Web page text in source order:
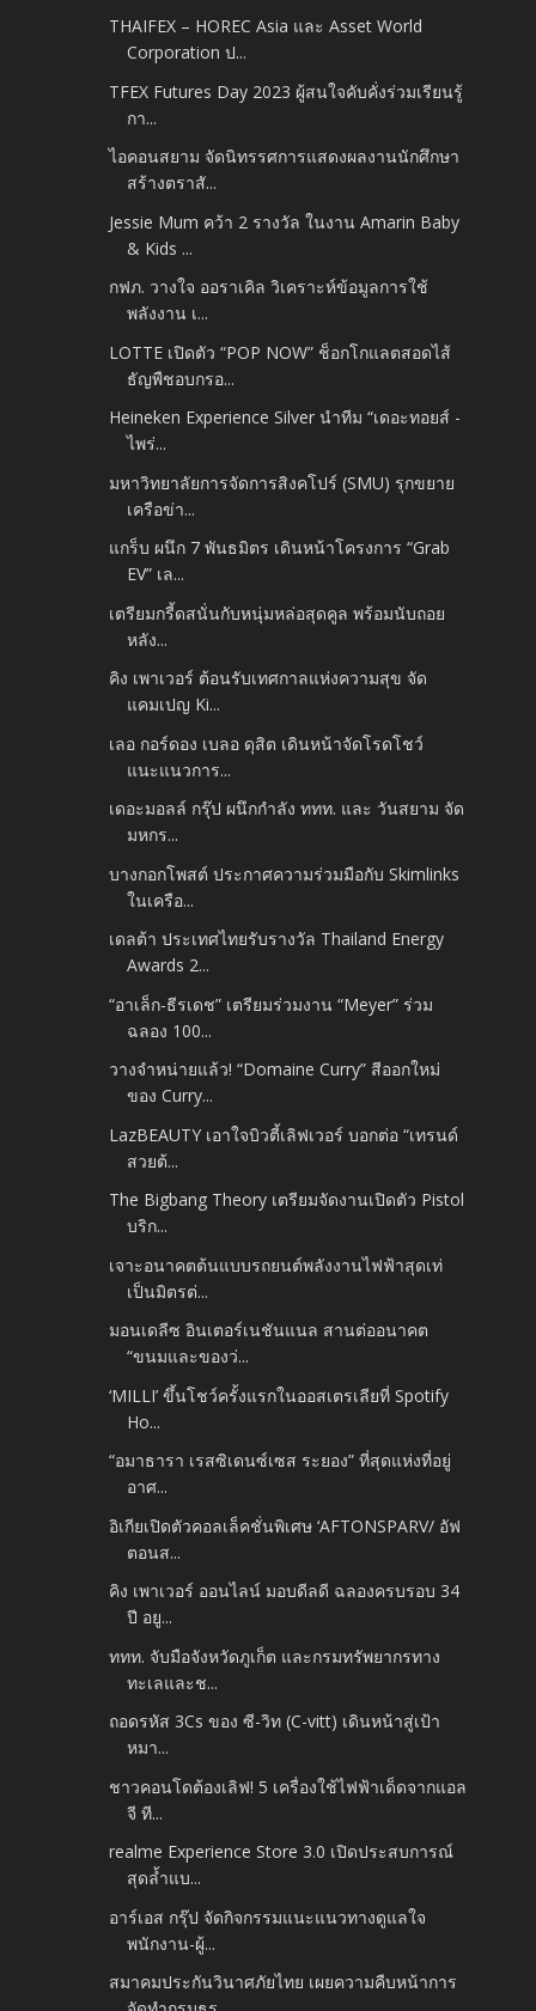
THAIFEX – HOREC Asia และ Asset World
Corporation ป...
TFEX Futures Day 2023 ผู้สนใจคับคั่งร่วมเรียนรู้
กา...
ไอคอนสยาม จัดนิทรรศการแสดงผลงานนักศึกษา
สร้างตราสั...
Jessie Mum คว้า 2 รางวัล ในงาน Amarin Baby
& Kids ...
กฟภ. วางใจ ออราเคิล วิเคราะห์ข้อมูลการใช้
พลังงาน เ...
LOTTE เปิดตัว “POP NOW” ช็อกโกแลตสอดไส้
ธัญพืชอบกรอ...
Heineken Experience Silver นำทีม “เดอะทอยส์ -
ไพร่...
มหาวิทยาลัยการจัดการสิงคโปร์ (SMU) รุกขยาย
เครือข่า...
แกร็บ ผนึก 7 พันธมิตร เดินหน้าโครงการ “Grab
EV” เล...
เตรียมกรี้ดสนั่นกับหนุ่มหล่อสุดคูล พร้อมนับถอย
หลัง...
คิง เพาเวอร์ ต้อนรับเทศกาลแห่งความสุข จัด
แคมเปญ Ki...
เลอ กอร์ดอง เบลอ ดุสิต เดินหน้าจัดโรดโชว์
แนะแนวการ...
เดอะมอลล์ กรุ๊ป ผนึกกำลัง ททท. และ วันสยาม จัด
มหกร...
บางกอกโพสต์ ประกาศความร่วมมือกับ Skimlinks
ในเครือ...
เดลต้า ประเทศไทยรับรางวัล Thailand Energy
Awards 2...
“อาเล็ก-ธีรเดช” เตรียมร่วมงาน “Meyer” ร่วม
ฉลอง 100...
วางจำหน่ายแล้ว! “Domaine Curry” สีออกใหม่
ของ Curry...
LazBEAUTY เอาใจบิวตี้เลิฟเวอร์ บอกต่อ “เทรนด์
สวยต้...
The Bigbang Theory เตรียมจัดงานเปิดตัว Pistol
บริก...
เจาะอนาคตต้นแบบรถยนต์พลังงานไฟฟ้าสุดเท่
เป็นมิตรต่...
มอนเดลีซ อินเตอร์เนชันแนล สานต่ออนาคต
“ขนมและของว่...
‘MILLI’ ขึ้นโชว์ครั้งแรกในออสเตรเลียที่ Spotify
Ho...
“อมาธารา เรสซิเดนซ์เซส ระยอง” ที่สุดแห่งที่อยู่
อาศ...
อิเกียเปิดตัวคอลเล็คชั่นพิเศษ ‘AFTONSPARV/ อัฟ
ตอนส...
คิง เพาเวอร์ ออนไลน์ มอบดีลดี ฉลองครบรอบ 34
ปี อยู...
ททท. จับมือจังหวัดภูเก็ต และกรมทรัพยากรทาง
ทะเลและช...
ถอดรหัส 3Cs ของ ซี-วิท (C-vitt) เดินหน้าสู่เป้า
หมา...
ชาวคอนโดต้องเลิฟ! 5 เครื่องใช้ไฟฟ้าเด็ดจากแอล
จี ที...
realme Experience Store 3.0 เปิดประสบการณ์
สุดล้ำแบ...
อาร์เอส กรุ๊ป จัดกิจกรรมแนะแนวทางดูแลใจ
พนักงาน-ผู้...
สมาคมประกันวินาศภัยไทย เผยความคืบหน้าการ